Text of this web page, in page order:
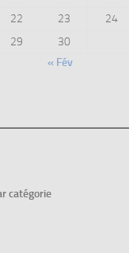
22 23 24
29
30
« Fév
catégorie